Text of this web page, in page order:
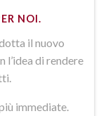
NOI.
il nuovo
l’idea di rendere
immediate.